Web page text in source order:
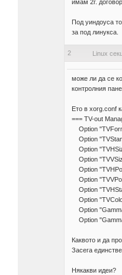
имам 2г.
Под уиндоуса
за под линукса.
2 Linux
може ли да се
контролния
Ето в xorg.conf
=== TV-out
Option
Option
Option
Option
Option
Option
Option
Option
Option
Option
Каквото и да
Засега
Някакви идеи?